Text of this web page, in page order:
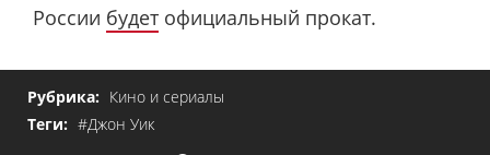
России будет официальный прокат.
Рубрика: Кино и сериалы
Теги: #Джон Уик